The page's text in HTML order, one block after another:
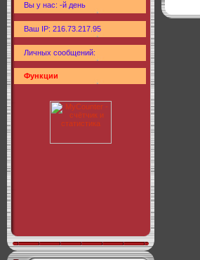
Вы у нас: -й день
Ваш IP: 216.73.217.95
Личных сообщений:
Функции